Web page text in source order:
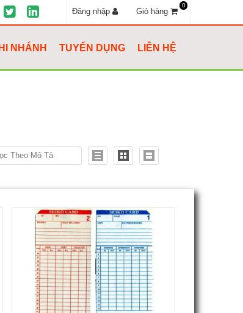
Đăng nhập Giỏ hàng
0
NHÁNH TUYỂN DỤNG LIÊN HỆ